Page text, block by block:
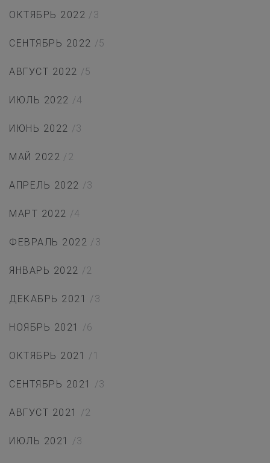
ОКТЯБРЬ 2022 /3
СЕНТЯБРЬ 2022 /5
АВГУСТ 2022 /5
ИЮЛЬ 2022 /4
ИЮНЬ 2022 /3
МАЙ 2022 /2
АПРЕЛЬ 2022 /3
МАРТ 2022 /4
ФЕВРАЛЬ 2022 /3
ЯНВАРЬ 2022 /2
ДЕКАБРЬ 2021 /3
НОЯБРЬ 2021 /6
ОКТЯБРЬ 2021 /1
СЕНТЯБРЬ 2021 /3
АВГУСТ 2021 /2
ИЮЛЬ 2021 /3